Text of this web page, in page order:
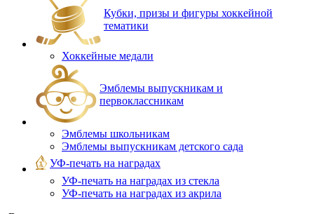
Кубки, призы и фигуры хоккейной
тематики
Хоккейные медали
Эмблемы выпускникам и
первоклассникам
Эмблемы школьникам
Эмблемы выпускникам детского сада
УФ-печать на наградах
УФ‑печать на наградах из стекла
УФ-печать на наградах из акрила